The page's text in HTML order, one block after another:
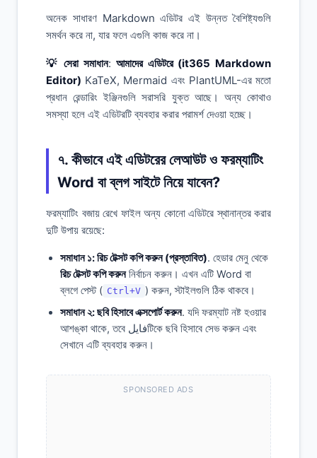
অনেক সাধারণ Markdown এডিটর এই উন্নত বৈশিষ্ট্যগুলি
সমর্থন করে না, যার ফলে এগুলি কাজ করে না।
💡 সেরা সমাধান:আমাদের এডিটরে (it365 Markdown
Editor) KaTeX, Mermaid এবং PlantUML-এর মতো
প্রধান রেন্ডারিং ইঞ্জিনগুলি সরাসরি যুক্ত আছে। অন্য কোথাও
সমস্যা হলে এই এডিটরটি ব্যবহার করার পরামর্শ দেওয়া হচ্ছে।
৭. কীভাবে এই এডিটরের লেআউট ও ফরম্যাটিং
Word বা ব্লগ সাইটে নিয়ে যাবেন?
ফরম্যাটিং বজায় রেখে ফাইল অন্য কোনো এডিটরে স্থানান্তর করার
দুটি উপায় রয়েছে:
সমাধান ১: রিচ টেক্সট কপি করুন (প্রস্তাবিত). হেডার মেনু থেকে
রিচ টেক্সট কপি করুননির্বাচন করুন। এখন এটি Word বা
ব্লগে পেস্ট ( Ctrl+V ) করুন, স্টাইলগুলি ঠিক থাকবে।
সমাধান ২: ছবি হিসাবে এক্সপোর্ট করুন. যদি ফরম্যাট নষ্ট হওয়ার
আশঙ্কা থাকে, তবে فایلটিকে ছবি হিসাবে সেভ করুন এবং
সেখানে এটি ব্যবহার করুন।
SPONSORED ADS